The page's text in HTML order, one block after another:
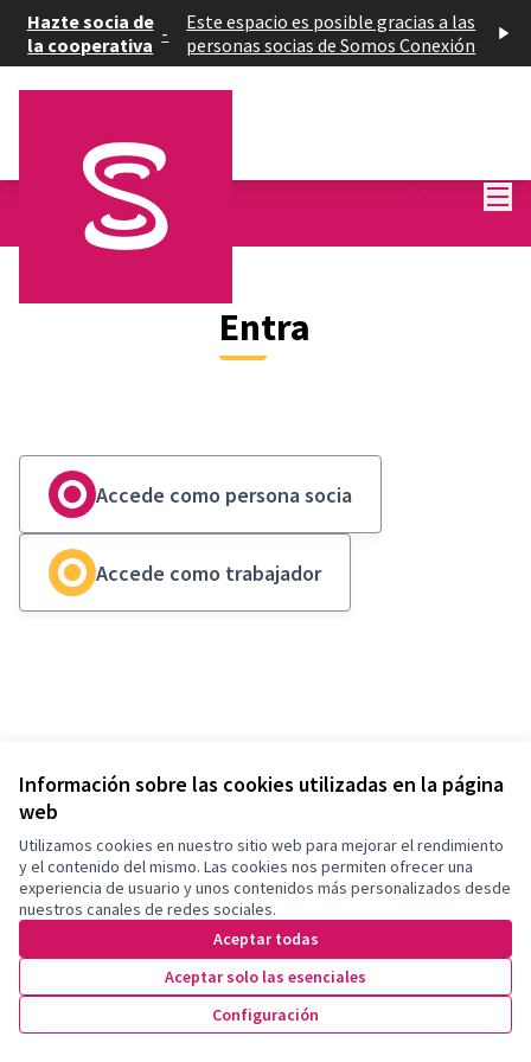
Información sobre las cookies utilizadas en la página
web
Utilizamos cookies en nuestro sitio web para mejorar el rendimiento
y el contenido del mismo. Las cookies nos permiten ofrecer una
experiencia de usuario y unos contenidos más personalizados desde
nuestros canales de redes sociales.
Aceptar todas
Aceptar solo las esenciales
Configuración
Hazte socia de
la cooperativa -
Este espacio es posible gracias a las
personas socias de Somos Conexión
Entra
Accede como persona socia
Accede como trabajador
Términos y condiciones de uso
Configuración de cookies
Somos Conexión en X
(Enlace externo)
Somos Conexión en Facebook
(Enlace externo)
Somos Conexión en Instagram
(Enlace externo)
Somos Conexión en YouTube
(Enlace externo)
Castellano
Triar la llenguaElegir el idioma
Made with ❤️ Web creada con software libre.
Con
(Enlace